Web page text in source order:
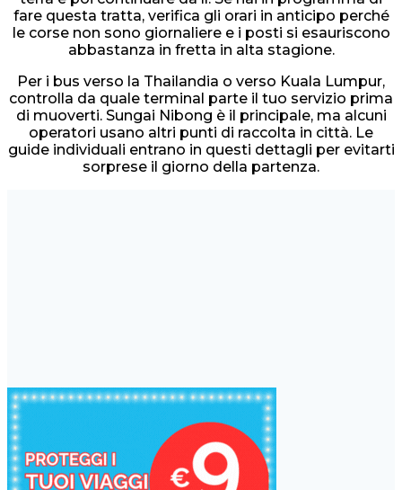
fare questa tratta, verifica gli orari in anticipo perché
le corse non sono giornaliere e i posti si esauriscono
abbastanza in fretta in alta stagione.
Per i bus verso la Thailandia o verso Kuala Lumpur,
controlla da quale terminal parte il tuo servizio prima
di muoverti. Sungai Nibong è il principale, ma alcuni
operatori usano altri punti di raccolta in città. Le
guide individuali entrano in questi dettagli per evitarti
sorprese il giorno della partenza.